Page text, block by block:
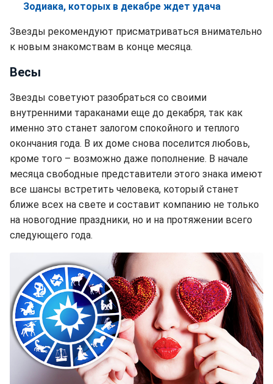
Зодиака, которых в декабре ждет удача
Звезды рекомендуют присматриваться внимательно
к новым знакомствам в конце месяца.
Весы
Звезды советуют разобраться со своими
внутренними тараканами еще до декабря, так как
именно это станет залогом спокойного и теплого
окончания года. В их доме снова поселится любовь,
кроме того – возможно даже пополнение. В начале
месяца свободные представители этого знака имеют
все шансы встретить человека, который станет
ближе всех на свете и составит компанию не только
на новогодние праздники, но и на протяжении всего
следующего года.